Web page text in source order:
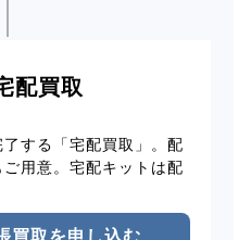
配買取
する「宅配買取」。配
用意。宅配キットは配
買取を申し込む